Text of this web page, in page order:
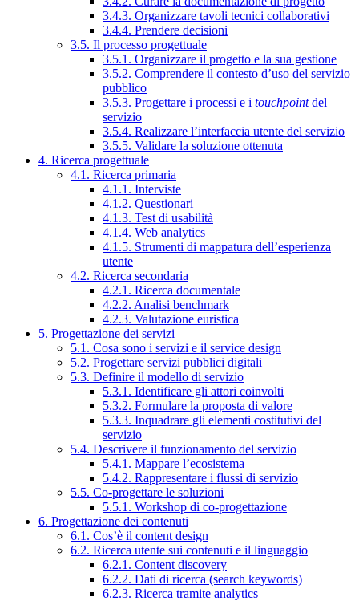
3.4.3. Organizzare tavoli tecnici collaborativi
3.4.4. Prendere decisioni
3.5. Il processo progettuale
3.5.1. Organizzare il progetto e la sua gestione
3.5.2. Comprendere il contesto d’uso del servizio
pubblico
3.5.3. Progettare i processi e i touchpointdel
servizio
3.5.4. Realizzare l’interfaccia utente del servizio
3.5.5. Validare la soluzione ottenuta
4. Ricerca progettuale
4.1. Ricerca primaria
4.1.1. Interviste
4.1.2. Questionari
4.1.3. Test di usabilità
4.1.4. Web analytics
4.1.5. Strumenti di mappatura dell’esperienza
utente
4.2. Ricerca secondaria
4.2.1. Ricerca documentale
4.2.2. Analisi benchmark
4.2.3. Valutazione euristica
5. Progettazione dei servizi
5.1. Cosa sono i servizi e il service design
5.2. Progettare servizi pubblici digitali
5.3. Definire il modello di servizio
5.3.1. Identificare gli attori coinvolti
5.3.2. Formulare la proposta di valore
5.3.3. Inquadrare gli elementi costitutivi del
servizio
5.4. Descrivere il funzionamento del servizio
5.4.1. Mappare l’ecosistema
5.4.2. Rappresentare i flussi di servizio
5.5. Co-progettare le soluzioni
5.5.1. Workshop di co-progettazione
6. Progettazione dei contenuti
6.1. Cos’è il content design
6.2. Ricerca utente sui contenuti e il linguaggio
6.2.1. Content discovery
6.2.2. Dati di ricerca (search keywords)
6.2.3. Ricerca tramite analytics